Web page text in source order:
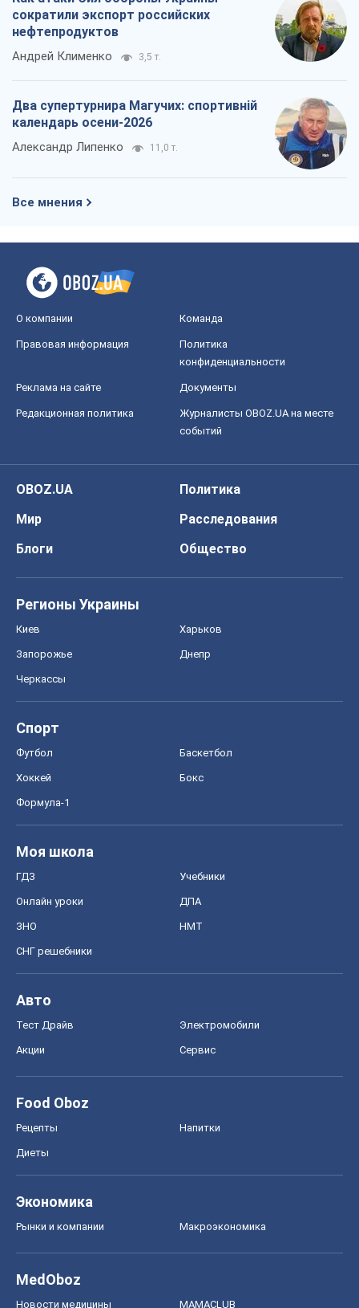
сократили экспорт российских
нефтепродуктов
Андрей Клименко 3,5 т.
Два супертурнира Магучих: спортивній
календарь осени-2026
Александр Липенко 11,0 т.
Все мнения
О компании Команда
Правовая информация
Политика
конфиденциальности
Реклама на сайте Документы
Редакционная политика
Журналисты OBOZ.UA на месте
событий
OBOZ.UA
Политика
Мир
Расследования
Блоги
Общество
Регионы Украины
Киев Харьков
Запорожье Днепр
Черкассы
Спорт
Футбол Баскетбол
Хоккей Бокс
Формула-1
Моя школа
ГДЗ Учебники
Онлайн уроки ДПА
ЗНО НМТ
СНГ решебники
Авто
Тест Драйв Электромобили
Акции Сервис
Food Oboz
Рецепты Напитки
Диеты
Экономика
Рынки и компании Mакроэкономика
MedOboz
Новости медицины MAMACLUB